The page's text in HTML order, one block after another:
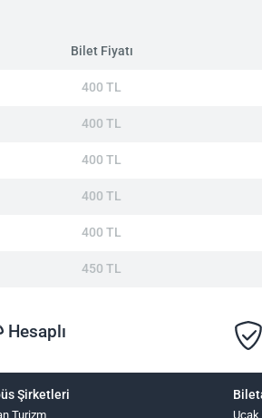
Bilet Fiyatı
400 TL
400 TL
400 TL
400 TL
400 TL
450 TL
Hesaplı
Şirketleri
Turizm